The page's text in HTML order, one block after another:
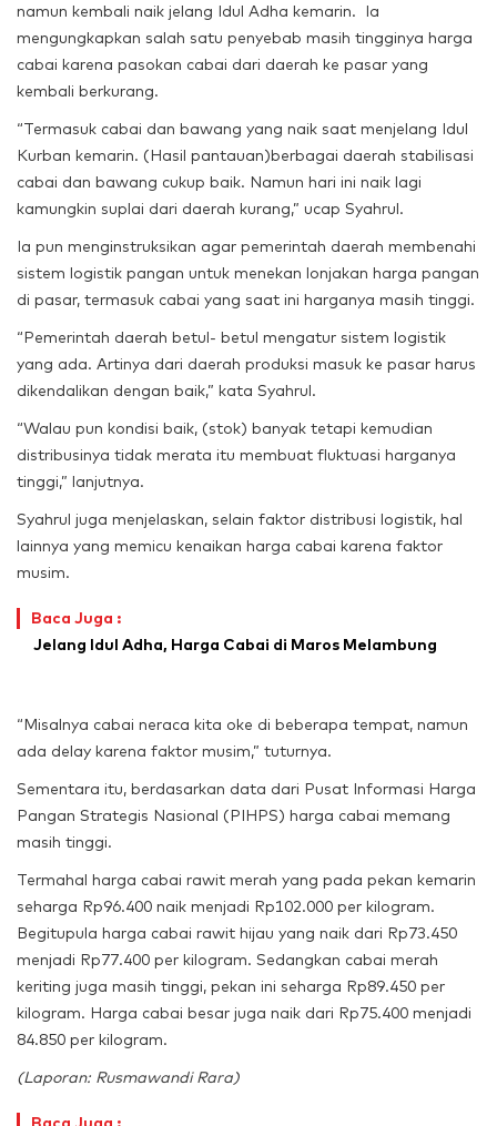
namun kembali naik jelang Idul Adha kemarin. Ia
mengungkapkan salah satu penyebab masih tingginya harga
cabai karena pasokan cabai dari daerah ke pasar yang
kembali berkurang.
“Termasuk cabai dan bawang yang naik saat menjelang Idul
Kurban kemarin. (Hasil pantauan)berbagai daerah stabilisasi
cabai dan bawang cukup baik. Namun hari ini naik lagi
kamungkin suplai dari daerah kurang,” ucap Syahrul.
Ia pun menginstruksikan agar pemerintah daerah membenahi
sistem logistik pangan untuk menekan lonjakan harga pangan
di pasar, termasuk cabai yang saat ini harganya masih tinggi.
“Pemerintah daerah betul- betul mengatur sistem logistik
yang ada. Artinya dari daerah produksi masuk ke pasar harus
dikendalikan dengan baik,” kata Syahrul.
“Walau pun kondisi baik, (stok) banyak tetapi kemudian
distribusinya tidak merata itu membuat fluktuasi harganya
tinggi,” lanjutnya.
Syahrul juga menjelaskan, selain faktor distribusi logistik, hal
lainnya yang memicu kenaikan harga cabai karena faktor
musim.
Baca Juga :
Jelang Idul Adha, Harga Cabai di Maros Melambung
“Misalnya cabai neraca kita oke di beberapa tempat, namun
ada delay karena faktor musim,” tuturnya.
Sementara itu, berdasarkan data dari Pusat Informasi Harga
Pangan Strategis Nasional (PIHPS) harga cabai memang
masih tinggi.
Termahal harga cabai rawit merah yang pada pekan kemarin
seharga Rp96.400 naik menjadi Rp102.000 per kilogram.
Begitupula harga cabai rawit hijau yang naik dari Rp73.450
menjadi Rp77.400 per kilogram. Sedangkan cabai merah
keriting juga masih tinggi, pekan ini seharga Rp89.450 per
kilogram. Harga cabai besar juga naik dari Rp75.400 menjadi
84.850 per kilogram.
(Laporan: Rusmawandi Rara)